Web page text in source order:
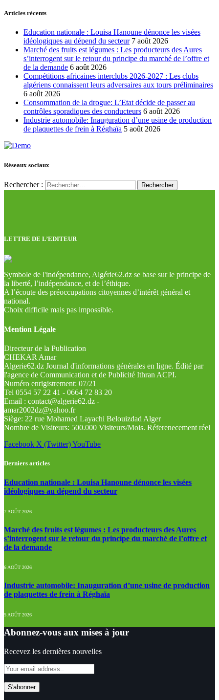
Articles récents
Education nationale : Louisa Hanoune dénonce les visées
idéologiques au dépend du secteur 7 août 2026
Marché des fruits est légumes : Les producteurs des Aures
s’interrogent sur le retour du principe du marché de l’offre et
de la demande 6 août 2026
Compétitions africaines interclubs 2026-2027 : Les clubs
algériens connaissent leurs adversaires aux tours préliminaires
6 août 2026
Consommation de la drogue: L’Etat décide de passer au
contrôles sporadiques des conducteurs 6 août 2026
Industrie automobile: Inauguration d’une usine de production
de plaquettes de frein à Réghaïa 5 août 2026
Réseaux sociaux
Rechercher :
LETTRE DE L’EDITEUR
Symbole de l'indépendance, Algérie62.dz se base sur le principe de
la liberté, l’indépendance, et de l’éthique.
A l’écoute des préoccupations citoyennes d’intérêt général et
national.
Choix difficile mais pas impossible.
Mention Légale
Directeur de la Publication
CHEKAR Amar
Algerie62.dz Journal d'informations générales en ligne. Édité par
l'agence de Communication et de Publicité Ithran ACPI.
Numéro enrigistrement: 07/21
Tel 0554 57 22 41 - 0664 72 83 20
Email : contact@algerie62.dz -
amar2002dz@yahoo.fr
Siège: 22 rue Mohamed Layachi Belouizdad Alger
Nombre de Visiteurs: 500.000 Visiteurs/Mois. Réferenecement réel
Facebook X (Twitter)YouTube
Derniers articles
Education nationale : Louisa Hanoune dénonce les visées
idéologiques au dépend du secteur
7 AOÛT 2026
Marché des fruits est légumes : Les producteurs des Aures
s’interrogent sur le retour du principe du marché de l’offre et
de la demande
6 AOÛT 2026
Industrie automobile: Inauguration d’une usine de production
de plaquettes de frein à Réghaïa
5 AOÛT 2026
Abonnez-vous aux mises à jour
Recevez les dernières nouvelles